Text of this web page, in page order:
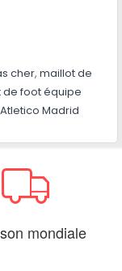
cher, maillot de
de foot équipe
Madrid
mondiale